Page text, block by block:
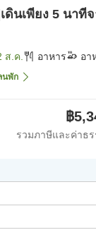
ดินเพียง 5 นา
ส.ค. อาหาร อา
นพัก
฿
รวมภาษีและค่าธร